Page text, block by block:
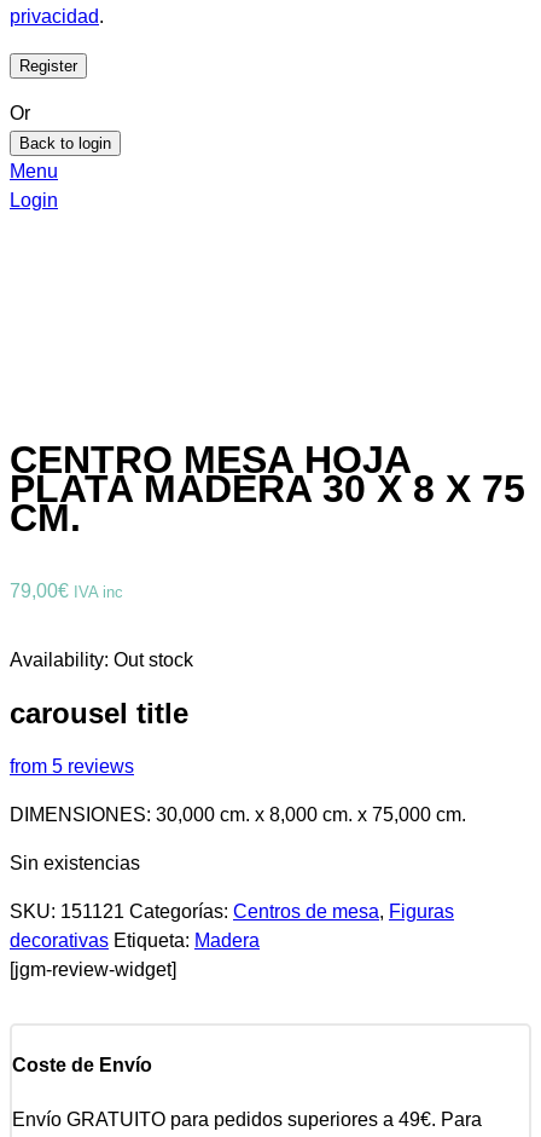
privacidad.
Or
Back to login
Menu
Login
CENTRO MESA HOJA
PLATA MADERA 30 X 8 X 75
CM.
79,00€ IVA inc
Availability: Out stock
carousel title
from 5 reviews
DIMENSIONES: 30,000 cm. x 8,000 cm. x 75,000 cm.
Sin existencias
SKU: 151121 Categorías: Centros de mesa, Figuras
decorativas Etiqueta: Madera
[jgm-review-widget]
Coste de Envío
Envío GRATUITO para pedidos superiores a 49€. Para